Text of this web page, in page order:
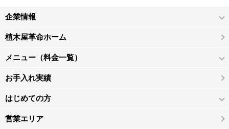
企業情報
植木屋革命ホーム
メニュー（料金一覧）
お手入れ実績
はじめての方
営業エリア